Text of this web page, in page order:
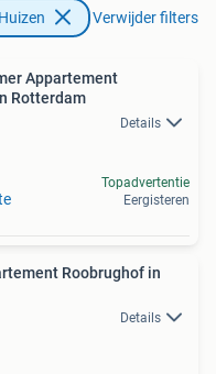
Huizen Verwijder filters
Appartement
Rotterdam
Details
Topadvertentie
Eergisteren
Roobrughof in
Details